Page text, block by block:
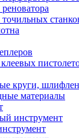
круги,
материалы
инструмент